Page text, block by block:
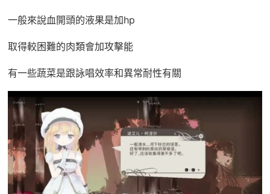
一般來說血開頭的液果是加hp
取得較困難的肉類會加攻擊能
有一些蔬菜是跟詠唱效率和異常耐性有關